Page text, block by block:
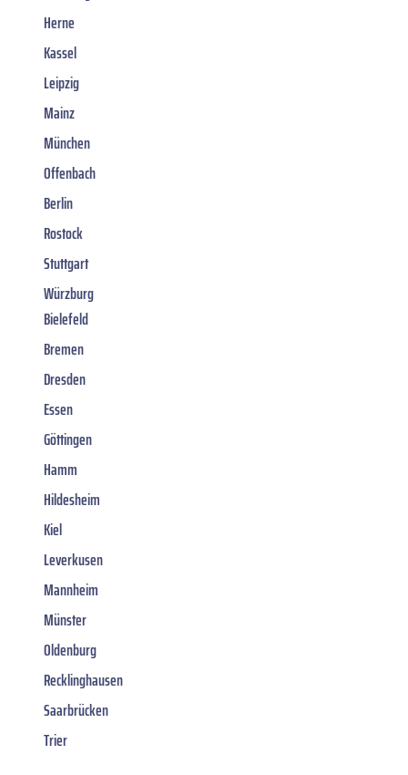
Herne
Kassel
Leipzig
Mainz
München
Offenbach
Berlin
Rostock
Stuttgart
Würzburg
Bielefeld
Bremen
Dresden
Essen
Göttingen
Hamm
Hildesheim
Kiel
Leverkusen
Mannheim
Münster
Oldenburg
Recklinghausen
Saarbrücken
Trier